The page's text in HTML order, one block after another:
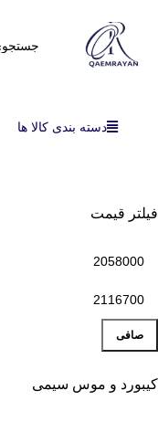
دسته بندی کالا ها
فیلتر قیمت
صافی
کیبورد و موس سیمی